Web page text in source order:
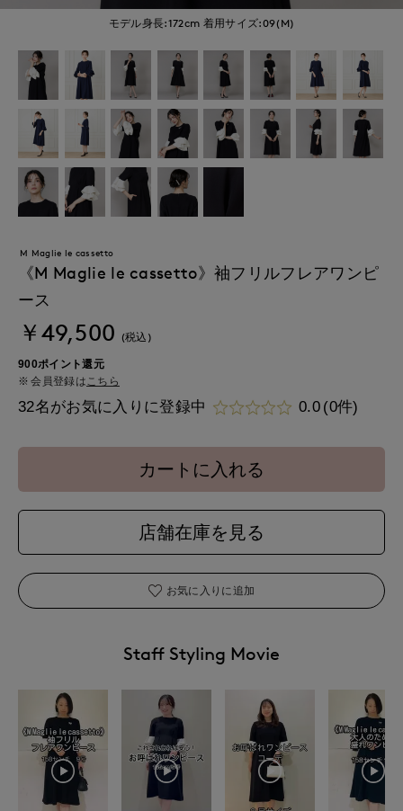
モデル身長:172cm 着用サイズ:09(M)
M Maglie le cassetto
《M Maglie le cassetto》袖フリルフレアワンピ
ース
￥49,500 (税込)
900ポイント還元
会員登録は こちら
32名がお気に入りに登録中 0.0 (0件)
カートに入れる
店舗在庫を見る
お気に入りに追加
Staff Styling Movie